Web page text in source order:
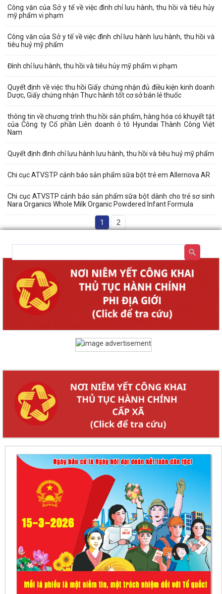
Công văn của Sở y tế về việc đình chỉ lưu hành, thu hồi và tiêu hủy
mỹ phẩm vi phạm
Công văn của Sở y tế về việc đình chỉ lưu hành lưu hành, thu hồi và
tiêu huỷ mỹ phẩm
Đình chỉ lưu hành, thu hồi và tiêu hủy mỹ phẩm vi phạm
Quyết định về việc thu hồi Giấy chứng nhận đủ điều kiện kinh doanh
Dược, Giấy chứng nhận Thực hành tốt cơ sở bán lẻ thuốc
thông tin về chương trình thu hồi sản phẩm, hàng hóa có khuyết tật
của Công ty Cổ phần Liên doanh ô tô Hyundai Thành Công Việt
Nam
Quyết định đình chỉ lưu hành lưu hành, thu hồi và tiêu huỷ mỹ phẩm
Chi cục ATVSTP cảnh báo sản phẩm sữa bột trẻ em Allernova AR
Chi cục ATVSTP cảnh báo sản phẩm sữa bột dành cho trẻ sơ sinh
Nara Organics Whole Milk Organic Powdered Infant Formula
1 2